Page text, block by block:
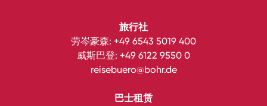
旅行社
劳岑豪森: +49 6543 5019 400
威斯巴登: +49 6122 9550 0
reisebuero@bohr.de
巴士租赁